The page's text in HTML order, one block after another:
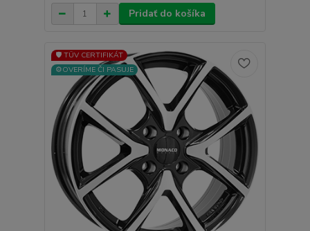
Pridať do košíka
🛡️ TÜV CERTIFIKÁT
⚙️OVERÍME ČI PASUJE